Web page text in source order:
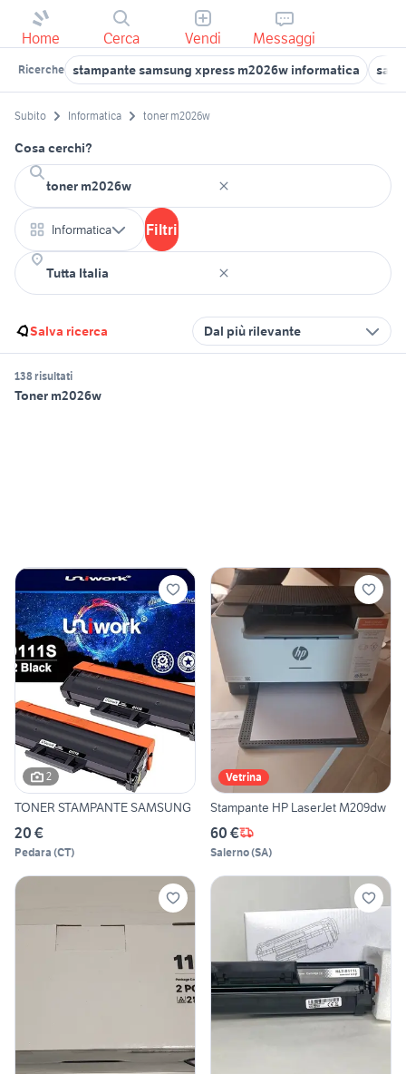
Home Cerca Vendi Messaggi
Ricerche stampante samsung xpress m2026w informatica
Subito Informatica toner m2026w
Cosa cerchi?
Informatica Filtri
Salva ricerca Dal più rilevante
138 risultati
Toner m2026w
2
TONER STAMPANTE SAMSUNG
20 €
Pedara (CT)
Vetrina
Stampante HP LaserJet M209dw
60 €
Salerno(SA)